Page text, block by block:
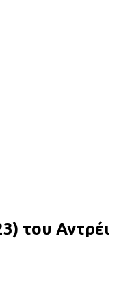
του Αντρέι